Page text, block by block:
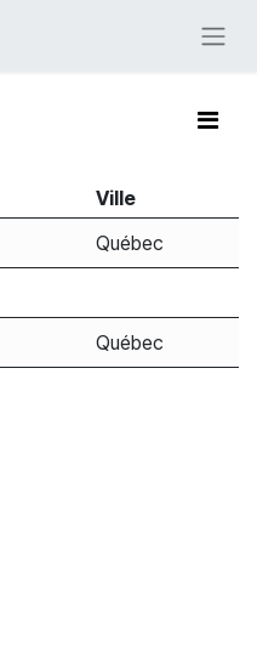
Ville
Québec
Québec